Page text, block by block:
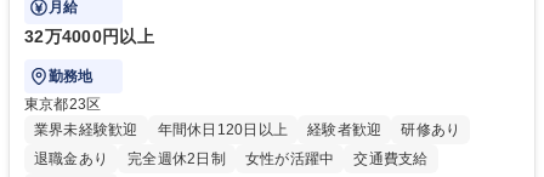
月給
32万4000円以上
勤務地
東京都23区
業界未経験歓迎
年間休日120日以上 経験者歓迎
研修あり
退職金あり
完全週休2日制 女性が活躍中
交通費支給